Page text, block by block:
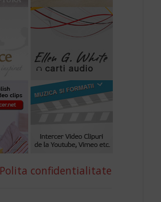
Polita confidentialitate